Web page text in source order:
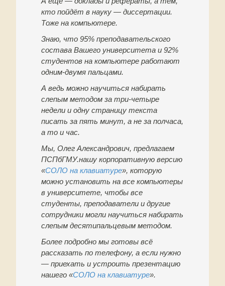
кто пойдёт в науку — диссертации.
Тоже на компьютере.
Знаю, что 95% преподавательского
состава Вашего университета и 92%
студентов на компьютере работают
одним-двумя пальцами.
А ведь можно научиться набирать
слепым методом за три-четыре
недели и одну страницу текста
писать за пять минут, а не за полчаса,
а то и час.
Мы, Олег Александрович, предлагаем
ПСПбГМУ.нашу корпоративную версию
«СОЛО на клавиатуре», которую
можно установить на все компьютеры
в университете, чтобы все
студенты, преподаватели и другие
сотрудники могли научиться набирать
слепым десятипальцевым методом.
Более подробно мы готовы всё
рассказать по телефону, а если нужно
— приехать и устроить презентацию
нашего «СОЛО на клавиатуре».